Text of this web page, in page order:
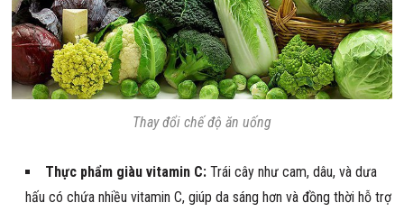
Thay đổi chế độ ăn uống
Thực phẩm giàu vitamin C: Trái cây như cam, dâu, và dưa
hấu có chứa nhiều vitamin C, giúp da sáng hơn và đồng thời hỗ trợ